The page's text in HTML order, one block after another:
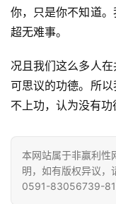
佛
教
艺
术
政
策
免
你，只是你不知道
超无难事。
况且我们这么多人
可思议的功德。所
不上功，认为没有功
本网站属于非赢利性
明，如有版权异议，
0591-83056739-